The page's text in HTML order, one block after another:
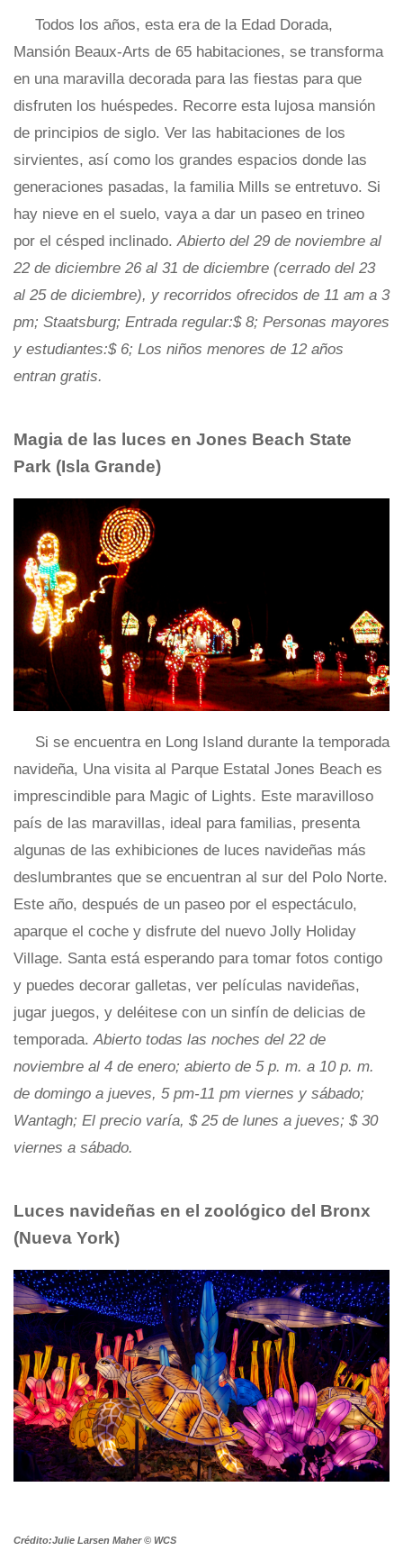
Todos los años, esta era de la Edad Dorada,
Mansión Beaux-Arts de 65 habitaciones, se transforma
en una maravilla decorada para las fiestas para que
disfruten los huéspedes. Recorre esta lujosa mansión
de principios de siglo. Ver las habitaciones de los
sirvientes, así como los grandes espacios donde las
generaciones pasadas, la familia Mills se entretuvo. Si
hay nieve en el suelo, vaya a dar un paseo en trineo
por el césped inclinado.Abierto del 29 de noviembre al
22 de diciembre 26 al 31 de diciembre (cerrado del 23
al 25 de diciembre), y recorridos ofrecidos de 11 am a 3
pm; Staatsburg; Entrada regular:$ 8; Personas mayores
y estudiantes:$ 6; Los niños menores de 12 años
entran gratis.
Magia de las luces en Jones Beach State
Park (Isla Grande)
Si se encuentra en Long Island durante la temporada
navideña, Una visita al Parque Estatal Jones Beach es
imprescindible para Magic of Lights. Este maravilloso
país de las maravillas, ideal para familias, presenta
algunas de las exhibiciones de luces navideñas más
deslumbrantes que se encuentran al sur del Polo Norte.
Este año, después de un paseo por el espectáculo,
aparque el coche y disfrute del nuevo Jolly Holiday
Village. Santa está esperando para tomar fotos contigo
y puedes decorar galletas, ver películas navideñas,
jugar juegos, y deléitese con un sinfín de delicias de
temporada.Abierto todas las noches del 22 de
noviembre al 4 de enero; abierto de 5 p. m. a 10 p. m.
de domingo a jueves, 5 pm-11 pm viernes y sábado;
Wantagh; El precio varía, $ 25 de lunes a jueves; $ 30
viernes a sábado.
Luces navideñas en el zoológico del Bronx
(Nueva York)
Crédito:Julie Larsen Maher © WCS